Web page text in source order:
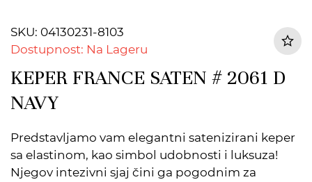
SKU: 04130231-8103
Dostupnost: Na Lageru
KEPER FRANCE SATEN # 2061 D
NAVY
Predstavljamo vam elegantni satenizirani keper
sa elastinom, kao simbol udobnosti i luksuza!
Njegov intezivni sjaj čini ga pogodnim za